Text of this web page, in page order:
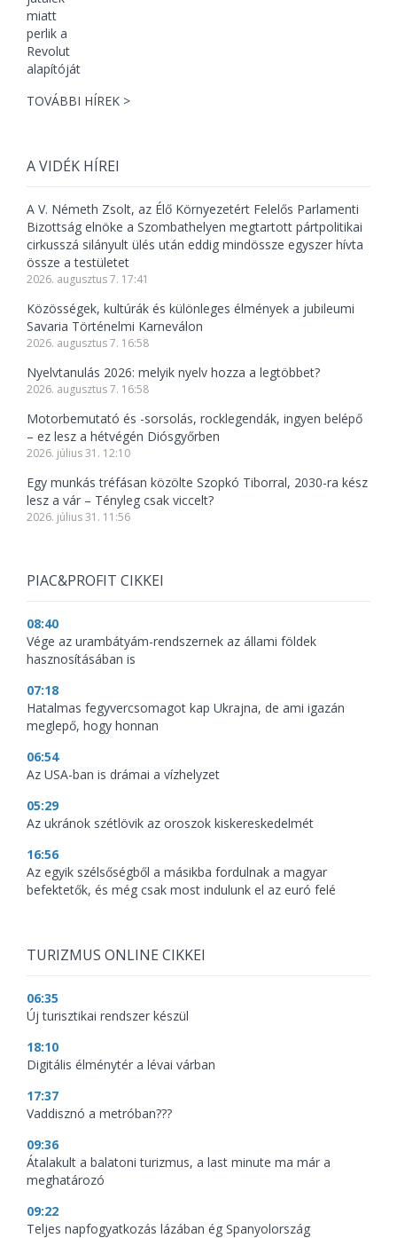
TOVÁBBI HÍREK >
A VIDÉK HÍREI
A V. Németh Zsolt, az Élő Környezetért Felelős Parlamenti
Bizottság elnöke a Szombathelyen megtartott pártpolitikai
cirkusszá silányult ülés után eddig mindössze egyszer hívta
össze a testületet
2026. augusztus 7. 17:41
Közösségek, kultúrák és különleges élmények a jubileumi
Savaria Történelmi Karneválon
2026. augusztus 7. 16:58
Nyelvtanulás 2026: melyik nyelv hozza a legtöbbet?
2026. augusztus 7. 16:58
Motorbemutató és -sorsolás, rocklegendák, ingyen belépő
– ez lesz a hétvégén Diósgyőrben
2026. július 31. 12:10
Egy munkás tréfásan közölte Szopkó Tiborral, 2030-ra kész
lesz a vár – Tényleg csak viccelt?
2026. július 31. 11:56
PIAC&PROFIT CIKKEI
08:40
Vége az urambátyám-rendszernek az állami földek
hasznosításában is
07:18
Hatalmas fegyvercsomagot kap Ukrajna, de ami igazán
meglepő, hogy honnan
06:54
Az USA-ban is drámai a vízhelyzet
05:29
Az ukránok szétlövik az oroszok kiskereskedelmét
16:56
Az egyik szélsőségből a másikba fordulnak a magyar
befektetők, és még csak most indulunk el az euró felé
TURIZMUS ONLINE CIKKEI
06:35
Új turisztikai rendszer készül
18:10
Digitális élménytér a lévai várban
17:37
Vaddisznó a metróban???
09:36
Átalakult a balatoni turizmus, a last minute ma már a
meghatározó
09:22
Teljes napfogyatkozás lázában ég Spanyolország